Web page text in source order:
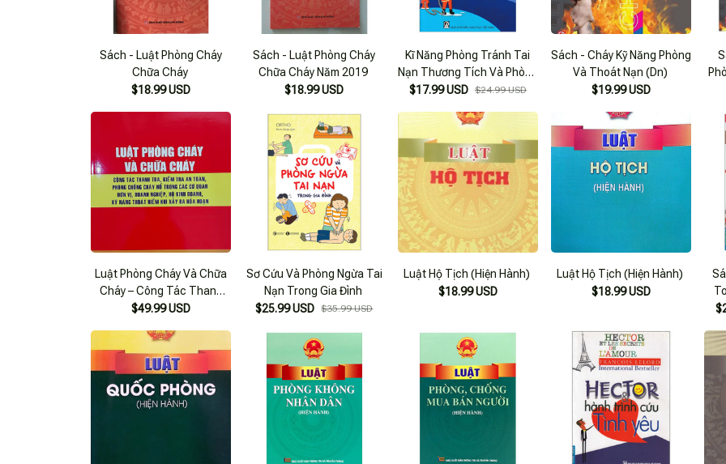
Sách - Luật Phòng Cháy
Chữa Cháy
$18.99 USD
Sách - Luật Phòng Cháy
Chữa Cháy Năm 2019
$18.99 USD
Kĩ Năng Phòng Tránh Tai
Nạn Thương Tích Và Phòng
Cháy, Chữa Cháy Thoát
Cho Học Sinh Tiểu Học)
$17.99 USD $24.99 USD
Sách - Cháy Kỹ Năng Phòng
Và Thoát Nạn (Dn)
$19.99 USD
Luật Phòng Cháy Và Chữa
Cháy – Công Tác Thanh
Tra, Kiểm Tra An Toàn,
Trong Các Cơ Quan Đơn Vị,
Doanh Nghiệp, Hộ Kinh
Doanh, Kỹ Năng Thoát Hiểm
Khi Xảy Ra Hỏa Hoạn
$49.99 USD
Sơ Cứu Và Phòng Ngừa Tai
Nạn Trong Gia Đình
$25.99 USD
$35.99 USD
Luật Hộ Tịch (Hiện Hành)
$18.99 USD
Luật Hộ Tịch (Hiện Hành)
$18.99 USD